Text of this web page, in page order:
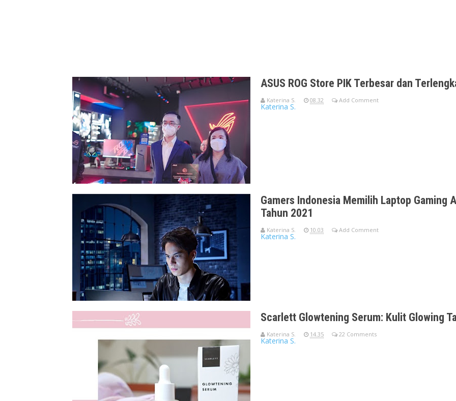
ASUS ROG Store PIK Terbesar dan
Katerina S. 08.32 Add Comment
Katerina S.
Gamers Indonesia Memilih Laptop Gaming
Tahun 2021
Katerina S. 10.03 Add Comment
Katerina S.
Scarlett Glowtening Serum: Kulit Glowing
Katerina S. 14.35 22 Comments
Katerina S.